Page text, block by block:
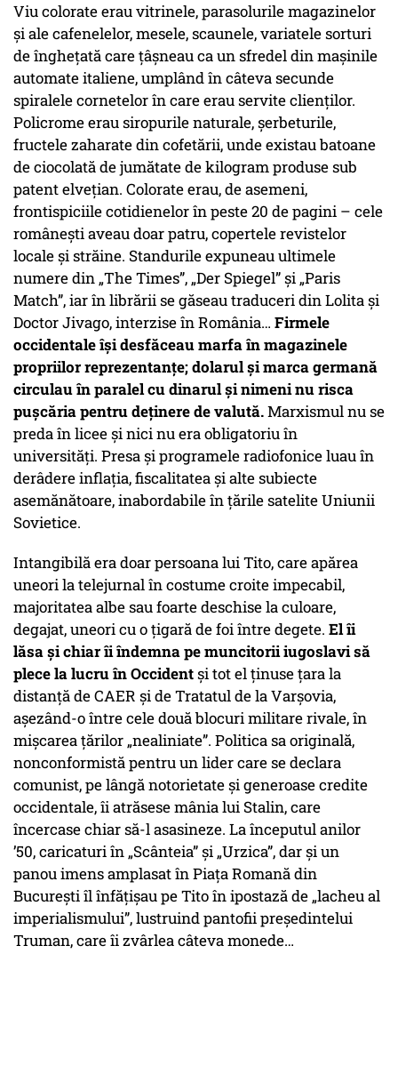
Viu colorate erau vitrinele, parasolurile magazinelor
şi ale cafenelelor, mesele, scaunele, variatele sorturi
de îngheţată care ţâşneau ca un sfredel din maşinile
automate italiene, umplând în câteva secunde
spiralele cornetelor în care erau servite clienţilor.
Policrome erau siropurile naturale, şerbeturile,
fructele zaharate din cofetării, unde existau batoane
de ciocolată de jumătate de kilogram produse sub
patent elveţian. Colorate erau, de asemeni,
frontispiciile cotidienelor în peste 20 de pagini – cele
româneşti aveau doar patru, copertele revistelor
locale şi străine. Standurile expuneau ultimele
numere din „The Times”, „Der Spiegel” şi „Paris
Match”, iar în librării se găseau traduceri din Lolita şi
Doctor Jivago, interzise în România… Firmele
occidentale îşi desfăceau marfa în magazinele
propriilor reprezentanţe; dolarul şi marca germană
circulau în paralel cu dinarul şi nimeni nu risca
puşcăria pentru deţinere de valută.Marxismul nu se
preda în licee şi nici nu era obligatoriu în
universităţi. Presa şi programele radiofonice luau în
derâdere inflaţia, fiscalitatea şi alte subiecte
asemănătoare, inabor­dabile în ţările satelite Uniunii
Sovietice.
Intangibilă era doar persoana lui Tito, care apărea
uneori la telejurnal în costume croite impecabil,
majoritatea albe sau foarte deschise la culoare,
degajat, uneori cu o ţigară de foi între degete. El îi
lăsa şi chiar îi îndemna pe muncitorii iugoslavi să
plece la lucru în Occidentşi tot el ţinuse ţara la
distanţă de CAER şi de Tratatul de la Varşovia,
aşezând-o între cele două blocuri militare rivale, în
mişcarea ţărilor „nealiniate”. Politica sa originală,
nonconformistă pentru un lider care se declara
comunist, pe lângă notorietate şi generoase credite
occidentale, îi atrăsese mânia lui Stalin, care
încercase chiar să-l asasineze. La începutul anilor
’50, caricaturi în „Scânteia” şi „Urzica”, dar şi un
panou imens amplasat în Piaţa Romană din
Bucureşti îl înfăţişau pe Tito în ipostază de „lacheu al
imperialismului”, lustruind pantofii preşedintelui
Truman, care îi zvârlea câteva monede…